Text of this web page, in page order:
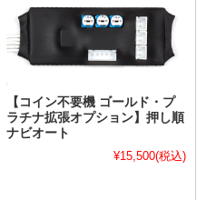
【コイン不要機 ゴールド・プ
ラチナ拡張オプション】押し順
ナビオート
¥15,500(税込)